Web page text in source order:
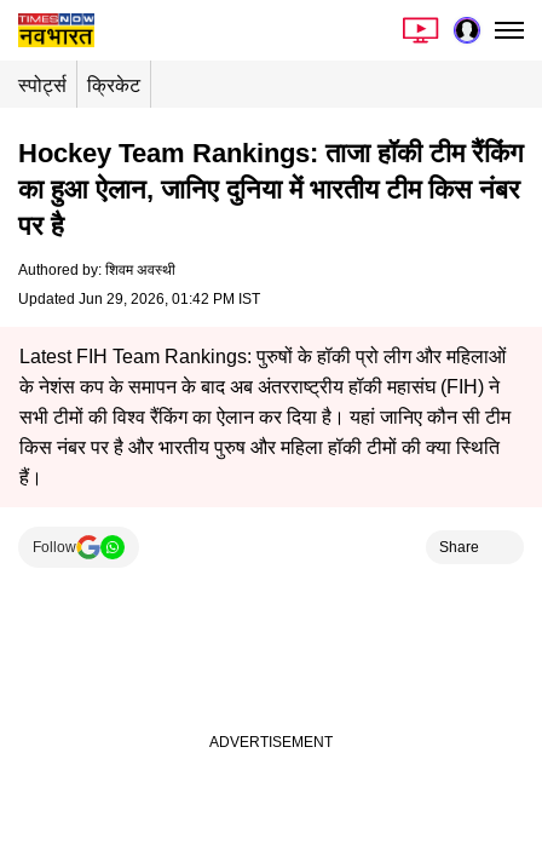
स्पोर्ट्स क्रिकेट
Hockey Team Rankings: ताजा हॉकी टीम रैंकिंग
का हुआ ऐलान, जानिए दुनिया में भारतीय टीम किस नंबर
पर है
Authored by: शिवम अवस्थी
Updated Jun 29, 2026, 01:42 PM IST
Latest FIH Team Rankings: पुरुषों के हॉकी प्रो लीग और महिलाओं
के नेशंस कप के समापन के बाद अब अंतरराष्ट्रीय हॉकी महासंघ (FIH) ने
सभी टीमों की विश्व रैंकिंग का ऐलान कर दिया है। यहां जानिए कौन सी टीम
किस नंबर पर है और भारतीय पुरुष और महिला हॉकी टीमों की क्या स्थिति
हैं।
Follow Share